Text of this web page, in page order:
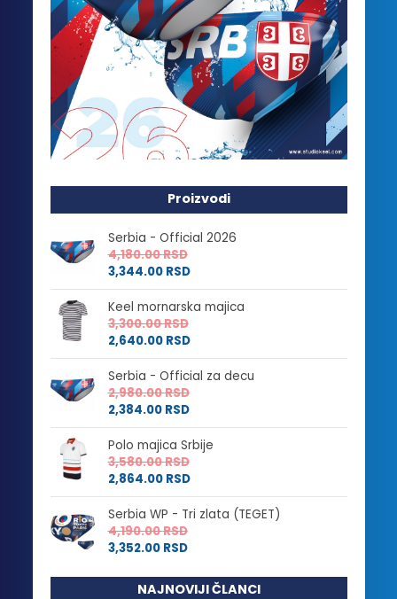
Proizvodi
Serbia - Official 2026
4,180.00RSD
3,344.00 RSD
Keel mornarska majica
3,300.00RSD
2,640.00 RSD
Serbia - Official za decu
2,980.00RSD
2,384.00 RSD
Polo majica Srbije
3,580.00RSD
2,864.00 RSD
Serbia WP - Tri zlata (TEGET)
4,190.00RSD
3,352.00 RSD
NAJNOVIJI ČLANCI